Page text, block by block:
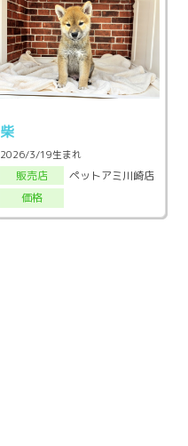
柴
2026/3/19生まれ
販売店
ペットアミ川崎店
価格